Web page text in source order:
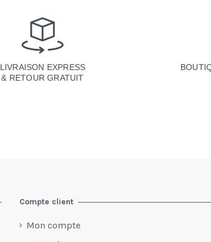
LIVRAISON EXPRESS
& RETOUR GRATUIT
Compte client
Mon compte